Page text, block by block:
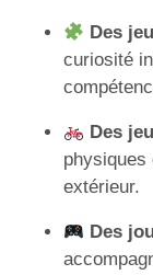
Des
curiosité
Des
physiques
extérieur.
Des